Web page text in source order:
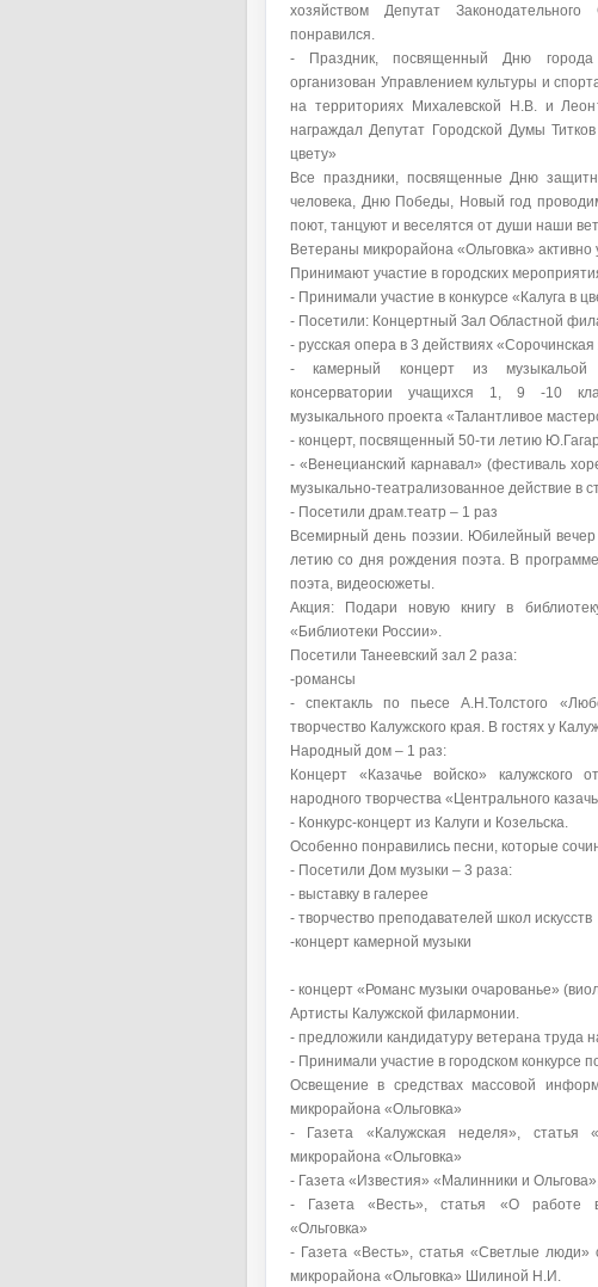
хозяйством Депутат
понравился.
- Праздник, посвященный Дню города
организован Управлением культуры и
на территориях Михалевской Н.В. и
награждал Депутат Городской Думы
цвету»
Все праздники, посвященные Дню
человека, Дню Победы, Новый год
поют, танцуют и веселятся от души наши
Ветераны микрорайона «Ольговка» активно
Принимают участие в городских
- Принимали участие в конкурсе «Калуга в
- Посетили: Концертный Зал Областной
- русская опера в 3 действиях
- камерный концерт из музыкальой
консерватории учащихся 1, 9 -10
музыкального проекта «Талантливое
- концерт, посвященный 50-ти летию
- «Венецианский карнавал» (фестиваль
музыкально-театрализованное действие в
- Посетили драм.театр – 1 раз
Всемирный день поэзии. Юбилейный
летию со дня рождения поэта. В
поэта, видеосюжеты.
Акция: Подари новую книгу в
«Библиотеки России».
Посетили Танеевский зал 2 раза:
-романсы
- спектакль по пьесе А.Н.Толстого
творчество Калужского края. В гостях у
Народный дом – 1 раз:
Концерт «Казачье войско» калужского
народного творчества «Центрального
- Конкурс-концерт из Калуги и Козельска.
Особенно понравились песни, которые
- Посетили Дом музыки – 3 раза:
- выставку в галерее
- творчество преподавателей школ искусств
-концерт камерной музыки
- концерт «Романс музыки очарованье»
Артисты Калужской филармонии.
- предложили кандидатуру ветерана труда
- Принимали участие в городском конкурсе
Освещение в средствах массовой
микрорайона «Ольговка»
- Газета «Калужская неделя», статья
микрорайона «Ольговка»
- Газета «Известия» «Малинники и
- Газета «Весть», статья «О работе
«Ольговка»
- Газета «Весть», статья «Светлые люди»
микрорайона «Ольговка» Шилиной Н.И.